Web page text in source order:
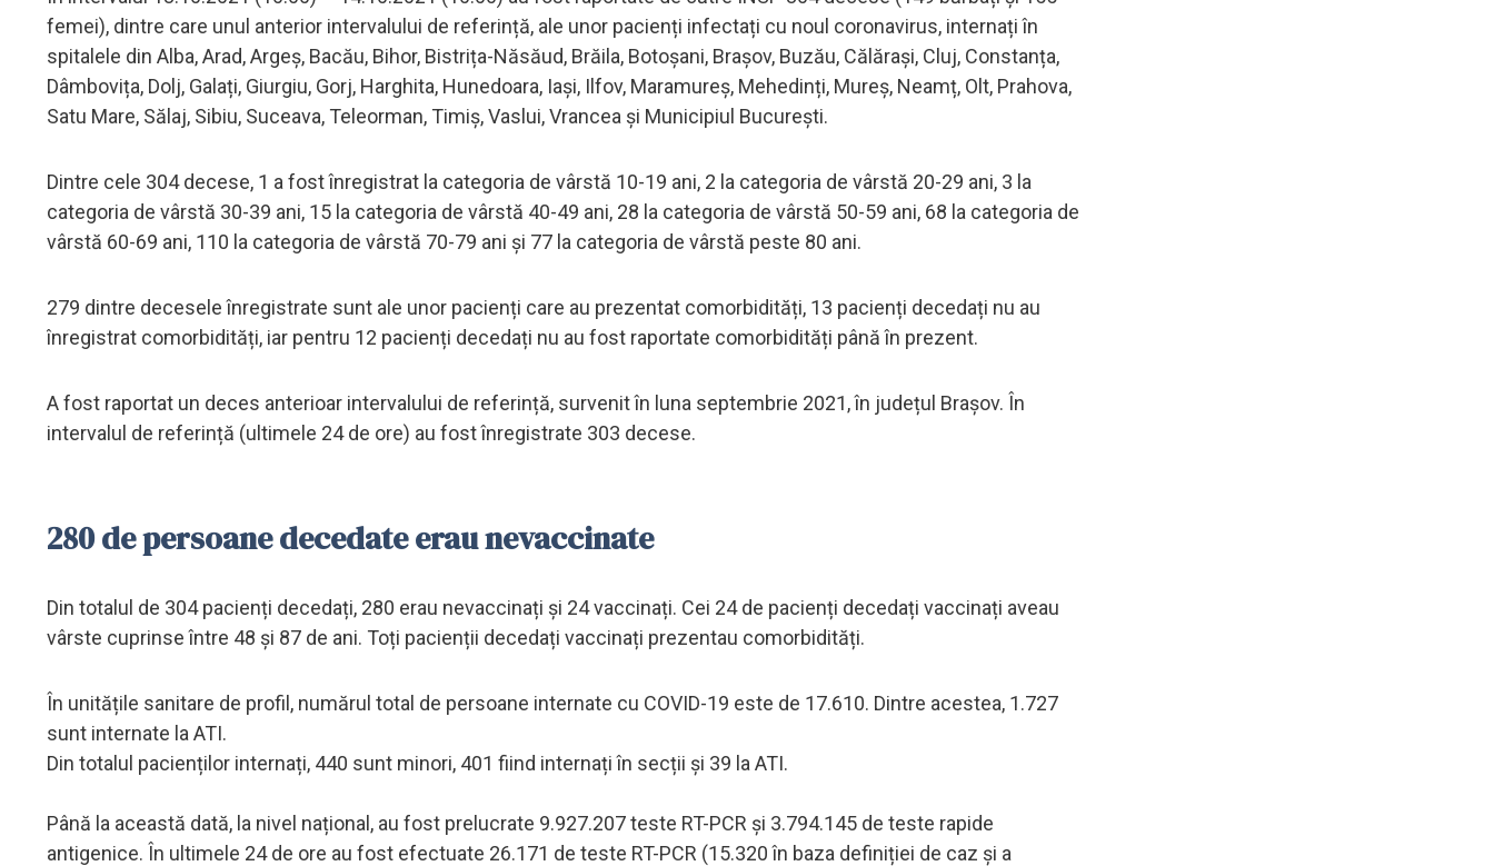
femei), dintre care unul anterior intervalului de referință, ale unor pacienți infectați cu noul coronavirus, internați în
spitalele din Alba, Arad, Argeș, Bacău, Bihor, Bistrița-Năsăud, Brăila, Botoșani, Brașov, Buzău, Călărași, Cluj, Constanța,
Dâmbovița, Dolj, Galați, Giurgiu, Gorj, Harghita, Hunedoara, Iași, Ilfov, Maramureș, Mehedinți, Mureș, Neamț, Olt, Prahova,
Satu Mare, Sălaj, Sibiu, Suceava, Teleorman, Timiș, Vaslui, Vrancea și Municipiul București.
Dintre cele 304 decese, 1 a fost înregistrat la categoria de vârstă 10-19 ani, 2 la categoria de vârstă 20-29 ani, 3 la
categoria de vârstă 30-39 ani, 15 la categoria de vârstă 40-49 ani, 28 la categoria de vârstă 50-59 ani, 68 la categoria de
vârstă 60-69 ani, 110 la categoria de vârstă 70-79 ani și 77 la categoria de vârstă peste 80 ani.
279 dintre decesele înregistrate sunt ale unor pacienți care au prezentat comorbidități, 13 pacienți decedați nu au
înregistrat comorbidități, iar pentru 12 pacienți decedați nu au fost raportate comorbidități până în prezent.
A fost raportat un deces anterioar intervalului de referință, survenit în luna septembrie 2021, în județul Brașov. În
intervalul de referință (ultimele 24 de ore) au fost înregistrate 303 decese.
280 de persoane decedate erau nevaccinate
Din totalul de 304 pacienți decedați, 280 erau nevaccinați și 24 vaccinați. Cei 24 de pacienți decedați vaccinați aveau
vârste cuprinse între 48 și 87 de ani. Toți pacienții decedați vaccinați prezentau comorbidități.
În unitățile sanitare de profil, numărul total de persoane internate cu COVID-19 este de 17.610. Dintre acestea, 1.727
sunt internate la ATI.
Din totalul pacienților internați, 440 sunt minori, 401 fiind internați în secții și 39 la ATI.
Până la această dată, la nivel național, au fost prelucrate 9.927.207 teste RT-PCR și 3.794.145 de teste rapide
antigenice. În ultimele 24 de ore au fost efectuate 26.171 de teste RT-PCR (15.320 în baza definiției de caz și a